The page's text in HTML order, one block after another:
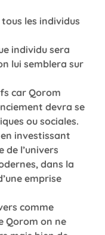
les individus
individu sera
lui semblera sur
car Qorom
devra se
ou sociales.
investissant
de l’univers
dans la
emprise
comme
Qorom on ne